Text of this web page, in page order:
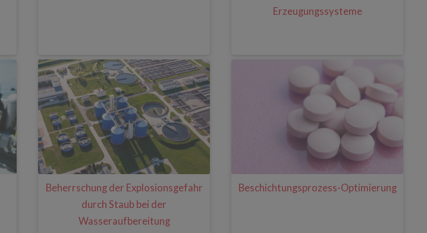
Erzeugungssysteme
Beherrschung der Explosionsgefahr
durch Staub bei der
Wasseraufbereitung
Beschichtungsprozess-Optimierung